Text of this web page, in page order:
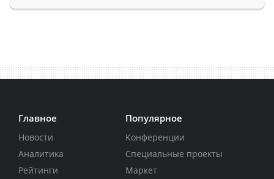
Главное
Новости
Аналитика
Рейтинги
Популярное
Конференции
Специальные проекты
Маркет